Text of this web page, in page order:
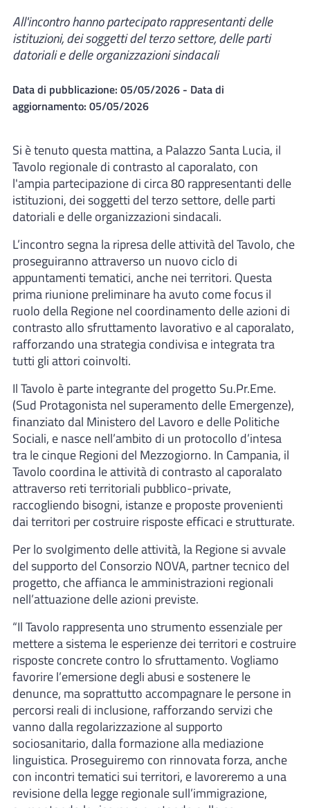
All'incontro hanno partecipato rappresentanti delle
istituzioni, dei soggetti del terzo settore, delle parti
datoriali e delle organizzazioni sindacali
Data di pubblicazione: 05/05/2026 - Data di
aggiornamento: 05/05/2026
Si è tenuto questa mattina, a Palazzo Santa Lucia, il
Tavolo regionale di contrasto al caporalato, con
l'ampia partecipazione di circa 80 rappresentanti delle
istituzioni, dei soggetti del terzo settore, delle parti
datoriali e delle organizzazioni sindacali.
L’incontro segna la ripresa delle attività del Tavolo, che
proseguiranno attraverso un nuovo ciclo di
appuntamenti tematici, anche nei territori. Questa
prima riunione preliminare ha avuto come focus il
ruolo della Regione nel coordinamento delle azioni di
contrasto allo sfruttamento lavorativo e al caporalato,
rafforzando una strategia condivisa e integrata tra
tutti gli attori coinvolti.
Il Tavolo è parte integrante del progetto Su.Pr.Eme.
(Sud Protagonista nel superamento delle Emergenze),
finanziato dal Ministero del Lavoro e delle Politiche
Sociali, e nasce nell’ambito di un protocollo d’intesa
tra le cinque Regioni del Mezzogiorno. In Campania, il
Tavolo coordina le attività di contrasto al caporalato
attraverso reti territoriali pubblico-private,
raccogliendo bisogni, istanze e proposte provenienti
dai territori per costruire risposte efficaci e strutturate.
Per lo svolgimento delle attività, la Regione si avvale
del supporto del Consorzio NOVA, partner tecnico del
progetto, che affianca le amministrazioni regionali
nell’attuazione delle azioni previste.
“Il Tavolo rappresenta uno strumento essenziale per
mettere a sistema le esperienze dei territori e costruire
risposte concrete contro lo sfruttamento. Vogliamo
favorire l’emersione degli abusi e sostenere le
denunce, ma soprattutto accompagnare le persone in
percorsi reali di inclusione, rafforzando servizi che
vanno dalla regolarizzazione al supporto
sociosanitario, dalla formazione alla mediazione
linguistica. Proseguiremo con rinnovata forza, anche
con incontri tematici sui territori, e lavoreremo a una
revisione della legge regionale sull’immigrazione,